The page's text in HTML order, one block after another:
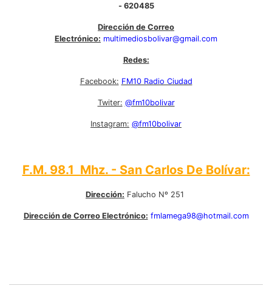
- 620485
Dirección de Correo
Electrónico: multimediosbolivar@gmail.com
Redes:
Facebook: FM10 Radio Ciudad
Twiter: @fm10bolivar
Instagram: @fm10bolivar
F.M. 98.1 Mhz. - San Carlos De Bolívar:
Dirección: Falucho Nº 251
Dirección de Correo Electrónico: fmlamega98@hotmail.com